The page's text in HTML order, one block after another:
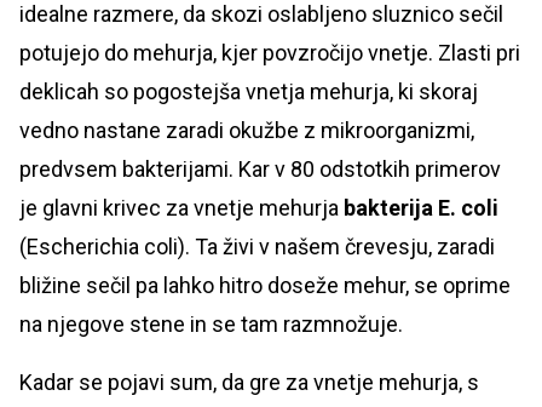
idealne razmere, da skozi oslabljeno sluznico sečil
potujejo do mehurja, kjer povzročijo vnetje. Zlasti pri
deklicah so pogostejša vnetja mehurja, ki skoraj
vedno nastane zaradi okužbe z mikroorganizmi,
predvsem bakterijami. Kar v 80 odstotkih primerov
je glavni krivec za vnetje mehurja bakterija E. coli
(Escherichia coli). Ta živi v našem črevesju, zaradi
bližine sečil pa lahko hitro doseže mehur, se oprime
na njegove stene in se tam razmnožuje.
Kadar se pojavi sum, da gre za vnetje mehurja, s